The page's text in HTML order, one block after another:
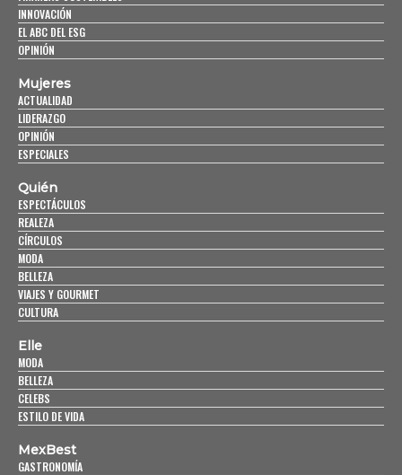
INNOVACIÓN
EL ABC DEL ESG
OPINIÓN
Mujeres
ACTUALIDAD
LIDERAZGO
OPINIÓN
ESPECIALES
Quién
ESPECTÁCULOS
REALEZA
CÍRCULOS
MODA
BELLEZA
VIAJES Y GOURMET
CULTURA
Elle
MODA
BELLEZA
CELEBS
ESTILO DE VIDA
MexBest
GASTRONOMÍA